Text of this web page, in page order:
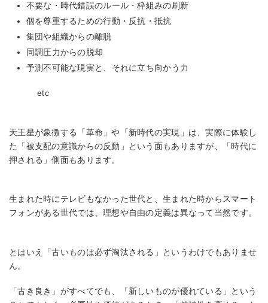
不要な・時代錯誤のルール・枠組みの刷新
個を尊重するための行動・反抗・抵抗
集団や組織からの離脱
同調圧力からの脱却
予測不可能な現実と、それに立ち向かう力
etc
天王星が象徴する「革命」や「新時代の実現」は、実際に体験し
た「被支配の意識からの反動」という面もありますが、「時代に
押される」側面もあります。
生まれた時にテレビもなかった世代と、生まれた時からスマート
フォンがある世代では、理想や自由の定義は異なって当然です。
とはいえ「古いものは必ず淘汰される」というわけでもありませ
ん。
「古き良き」がすべてでも、「新しいものが優れている」という